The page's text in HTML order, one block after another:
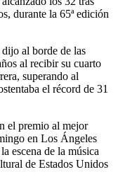
durante la 65ª edición
al borde de las
al recibir su cuarto
superando al
el récord de 31
el premio al mejor
en Los Ángeles
escena de la música
de Estados Unidos